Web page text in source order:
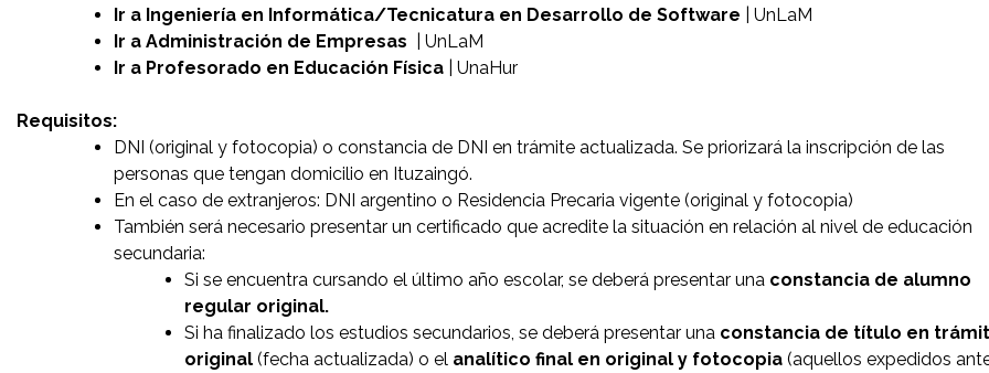
Ir a Ingeniería en Informática/Tecnicatura en Desarrollo de Software | UnLaM
Ir a Administración de Empresas
| UnLaM
Ir a Profesorado en Educación Física
| UnaHur
Requisitos:
DNI (original y fotocopia) o constancia de DNI en trámite actualizada. Se priorizará la inscripción de las
personas que tengan domicilio en Ituzaingó.
En el caso de extranjeros: DNI argentino o Residencia Precaria vigente (original y fotocopia)
También será necesario presentar un certificado que acredite la situación en relación al nivel de educación
secundaria:
Si se encuentra cursando el último año escolar, se deberá presentar una constancia de alumno
regular original.
Si ha finalizado los estudios secundarios, se deberá presentar una constancia de título en
original (fecha actualizada) o el analítico final en original y fotocopia (aquellos expedidos